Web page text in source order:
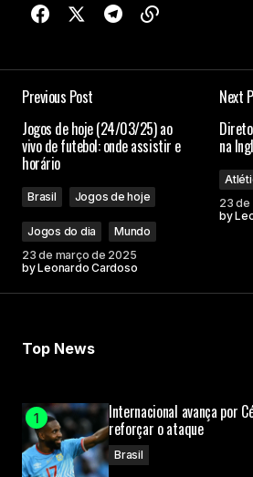
Previous Post
Jogos de hoje (24/03/25) ao
vivo de futebol: onde assistir e
horário
Brasil Jogos de hoje
Jogos do dia
Mundo
23 de março de 2025
byLeonardo Cardoso
Next
na
23 de
by
Top News
Internacional avança por
reforçar o ataque
Brasil